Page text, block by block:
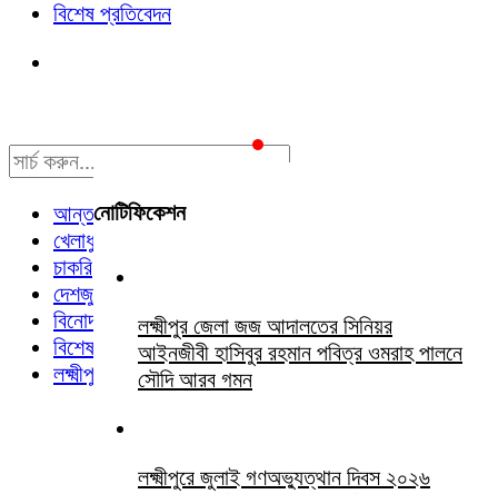
বিশেষ প্রতিবেদন
নোটিফিকেশন
লক্ষ্মীপুর জেলা জজ আদালতের সিনিয়র
আইনজীবী হাসিবুর রহমান পবিত্র ওমরাহ পালনে
সৌদি আরব গমন
লক্ষ্মীপুরে জুলাই গণঅভ্যুত্থান দিবস ২০২৬
আন্তর্জাতিক
খেলাধুলা
চাকরি
দেশজুড়ে
বিনোদন
বিশেষ প্রতিবেদন
লক্ষ্মীপুর সংবাদ